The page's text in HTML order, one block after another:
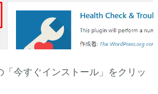
今すぐインストール」をクリッ